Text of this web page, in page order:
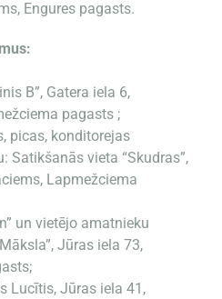
Engures pagasts.
B”, Gatera iela 6,
pagasts ;
picas, konditorejas
Satikšanās vieta “Skudras”,
Lapmežciema
un vietējo amatnieku
Jūras iela 73,
Lucītis, Jūras iela 41,